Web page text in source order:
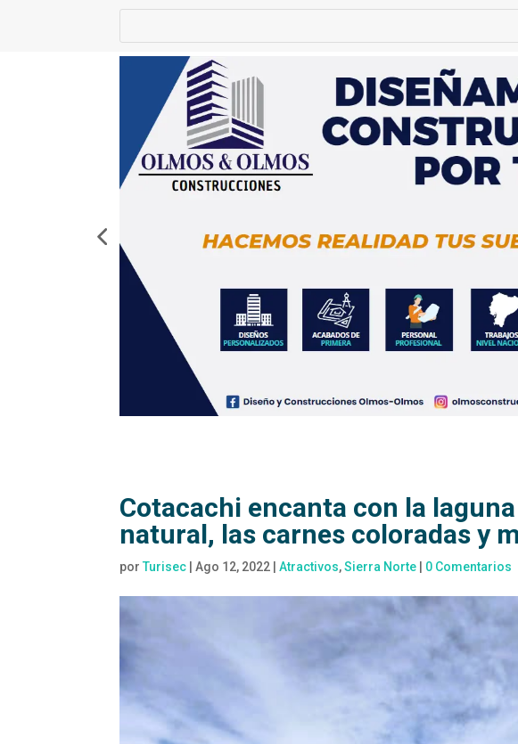
Cotacachi encanta con la
natural, las carnes coloradas y
porTurisec |Ago 12, 2022 |Atractivos,Sierra Norte 0 Comentarios